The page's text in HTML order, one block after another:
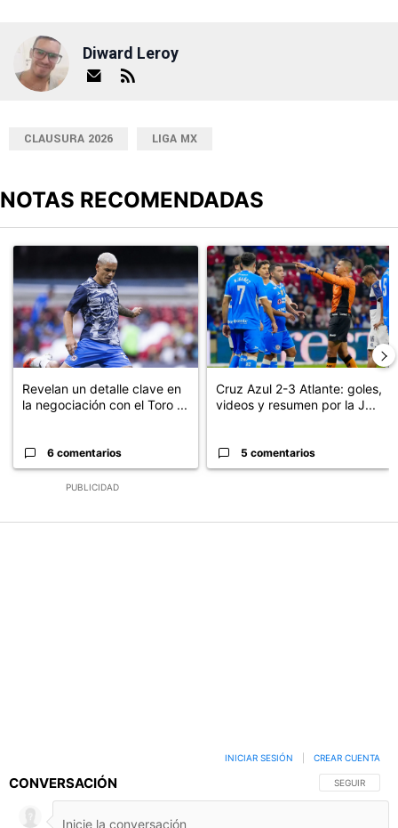
Diward Leroy
CLAUSURA 2026 LIGA MX
NOTAS RECOMENDADAS
PUBLICIDAD
Un artículo de tendencia con el título "Revelan un detalle clave
Revelan un detalle clave en
la negociación con el Toro ...
6 comentarios
Un artículo de tendencia con el
Cruz Azul 2-3 Atlante: goles,
videos y resumen por la J...
5 comentarios
CONVERSACIÓN SIGA ESTA
SEGUIR
INICIAR SESIÓN CREAR CUENTA